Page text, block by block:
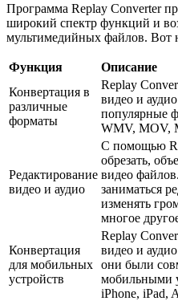
Программа Replay Converter
широкий спектр функций и
мультимедийных файлов. Вот
Функция
Описание
Конвертация в
различные
форматы
Replay
видео и
популярные
WMV, MOV,
Редактирование
видео и аудио
С помощью
обрезать,
видео
заниматься
изменять
многое
Конвертация
для мобильных
устройств
Replay
видео и
они были
мобильными
iPhone, iPad,